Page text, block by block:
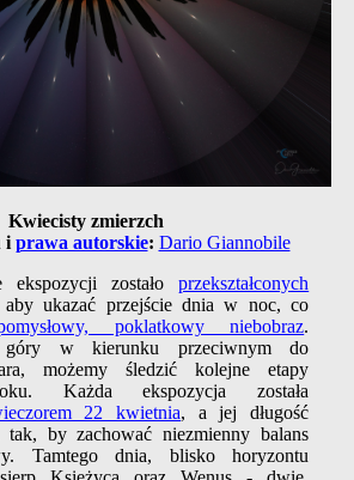
Kwiecisty zmierzch
i prawa autorskie: Dario Giannobile
ekspozycji zostałoprzekształconych
ukazać przejście dnia w noc, co
poklatkowy niebobraz.
góry w kierunku przeciwnym do
możemy śledzić kolejne etapy
Każda ekspozycja została
22 kwietnia, a jej długość
tak, by zachować niezmienny balans
Tamtego dnia, blisko horyzontu